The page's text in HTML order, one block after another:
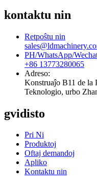
kontaktu nin
Retpoŝtu nin
PH/WhatsApp/
+86 13773280065
Adreso:
Konstruaĵo B11 de la
Teknologio, urbo
gvidisto
Pri Ni
Produktoj
Oftaj demandoj
Apliko
Kontaktu nin